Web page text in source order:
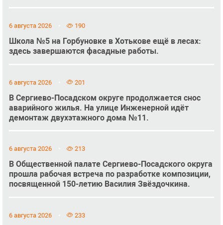
6 августа 2026 190
Школа №5 на Горбуновке в Хотькове ещё в лесах:
здесь завершаются фасадные работы.
6 августа 2026 201
В Сергиево-Посадском округе продолжается снос
аварийного жилья. На улице Инженерной идёт
демонтаж двухэтажного дома №11.
6 августа 2026 213
В Общественной палате Сергиево-Посадского округа
прошла рабочая встреча по разработке композиции,
посвященной 150-летию Василия Звёздочкина.
6 августа 2026 233